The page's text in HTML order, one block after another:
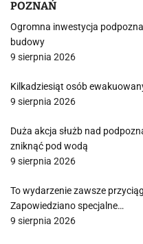
POZNAŃ
Ogromna inwestycja
budowy
9 sierpnia 2026
Kilkadziesiąt osób
9 sierpnia 2026
Duża akcja służb nad
zniknąć pod wodą
9 sierpnia 2026
To wydarzenie zawsze
Zapowiedziano specjalne…
9 sierpnia 2026